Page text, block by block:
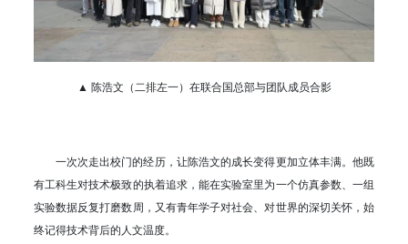
▲ 陈浩文（二排左一）在联合国总部与团队成员合影
一次次走出校门的经历，让陈浩文的成长变得更加立体丰满。他既
有工科生对技术极致的执着追求，能在实验室里为一个仿真参数、一组
实验数据反复打磨数周，又有青年学子对社会、对世界的深切关怀，始
终记得技术背后的人文温度。